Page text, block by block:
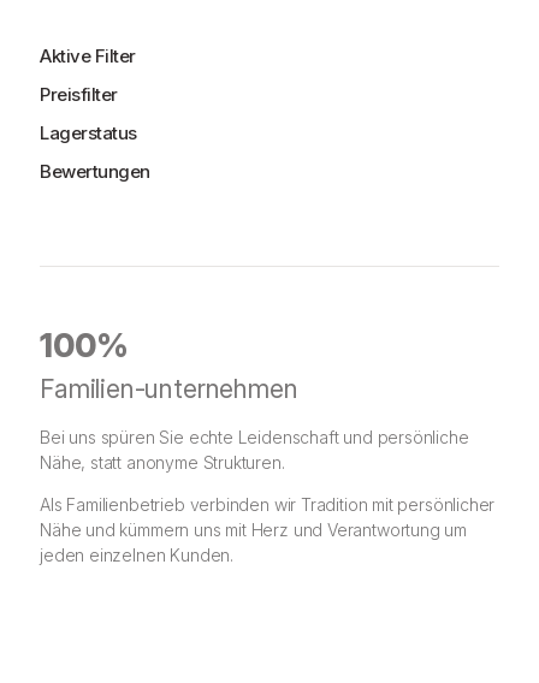
Aktive Filter
Preisfilter
Lagerstatus
Bewertungen
100%
Familien-unternehmen
Bei uns spüren Sie echte Leidenschaft und persönliche
Nähe, statt anonyme Strukturen.
Als Familienbetrieb verbinden wir Tradition mit persönlicher
Nähe und kümmern uns mit Herz und Verantwortung um
jeden einzelnen Kunden.